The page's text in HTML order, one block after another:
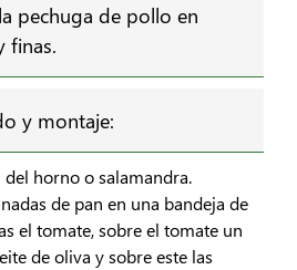
pechuga de pollo en
finas.
y montaje:
del horno o salamandra.
de pan en una bandeja de
el tomate, sobre el tomate un
de oliva y sobre este las